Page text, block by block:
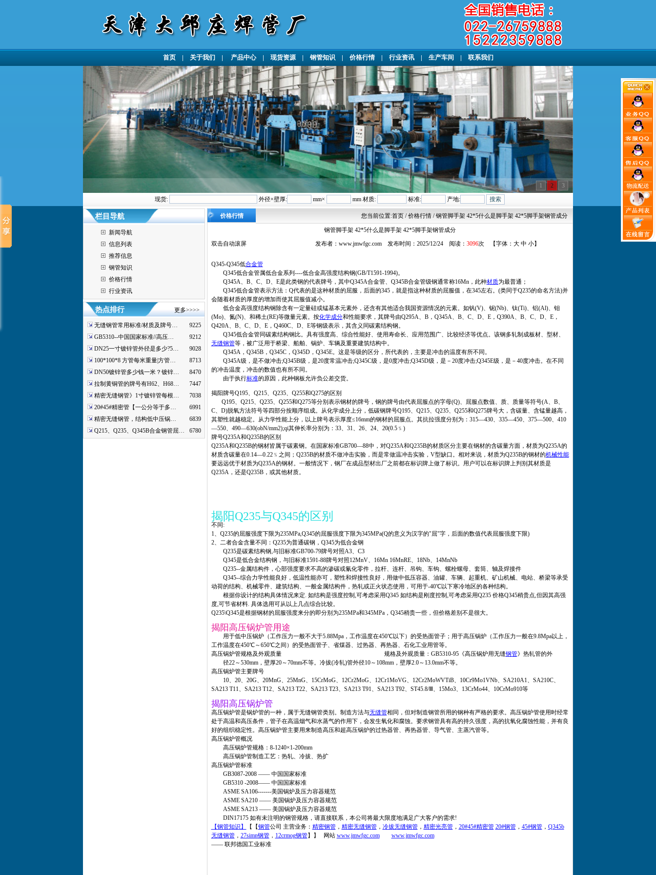
首页| 关于我们 | 产品中心| 现货资源| 钢管知识| 价格行情| 行业资讯| 生产车间 | 联系我们
1 2
3
现货:
外径×壁厚: mm× mm 材质: 标准: 产地:
栏目导航
新闻导航
信息列表
推荐信息
钢管知识
价格行情
行业资讯
热点排行 更多>>>>
无缝钢管常用标准/材质及牌号…
9225
GB5310--中国国家标准//高压…
9212
DN25一寸镀锌管外径是多少?5…
9028
100*100*8 方管每米重量|方管…
8713
DN50镀锌管多少钱一米？镀锌…
8470
拉制黄铜管的牌号有H62、H68…
7447
精密无缝钢管》1寸镀锌管每根…
7038
20#45#精密管【一公分等于多…
6991
精密无缝钢管，结构低中压锅…
6839
Q215、Q235、Q345B合金钢管屈…
6780
价格行情 您当前位置:首页 / 价格行情 / 钢管脚手架 42*5什么是脚手架 42*5脚手架钢管成分
钢管脚手架 42*5什么是脚手架 42*5脚手架钢管成分
双击自动滚屏
发布者：www.jmwfgc.com 发布时间：2025/12/24 阅读： 3096次 【字体： 大 中 小】
Q345-Q345低合金管
Q345低合金管属低合金系列----低合金高强度结构钢(GB/T1591-1994)。
Q345A、B、C、D、E是此类钢的代表牌号，其中Q345A合金管、Q345B合金管级钢通常称16Mn，此种材质为最普通；
Q345低合金管表示方法：Q代表的是这种材质的屈服，后面的345，就是指这种材质的屈服值，在345左右。(类同于Q235的命名方法)并
会随着材质的厚度的增加而使其屈服值减小。
低合金高强度结构钢除含有一定量硅或锰基本元素外，还含有其他适合我国资源情况的元素。如钒(V)、铌(Nb)、钛(Ti)、铝(Al)、钼
(Mo)、氮(N)、和稀土(RE)等微量元素。按化学成分和性能要求，其牌号由Q295A、B，Q345A、B、C、D、E，Q390A、B、C、D、E，
Q420A、B、C、D、E，Q460C、D、E等钢级表示，其含义同碳素结构钢。
Q345低合金管同碳素结构钢比。具有强度高、综合性能好、使用寿命长、应用范围广、比较经济等优点。该钢多轧制成板材、型材、
无缝钢管等，被广泛用于桥梁、船舶、锅炉、车辆及重要建筑结构中。
Q345A，Q345B，Q345C，Q345D，Q345E。这是等级的区分，所代表的，主要是冲击的温度有所不同。
Q345A级，是不做冲击;Q345B级，是20度常温冲击;Q345C级，是0度冲击;Q345D级，是－20度冲击;Q345E级，是－40度冲击。在不同
的冲击温度，冲击的数值也有所不同。
由于执行标准的原因，此种钢板允许负公差交货。
揭阳牌号Q195、Q215、Q235、Q255和Q275的区别
Q195、Q215、Q235、Q255和Q275等分别表示钢材的牌号，钢的牌号由代表屈服点的字母(Q)、屈服点数值、质、质量等符号(A、B、
C、D)脱氧方法符号等四部分按顺序组成。从化学成分上分，低碳钢牌号Q195、Q215、Q235、Q255和Q275牌号大，含碳量、含锰量越高，
其塑性就越稳定。从力学性能上分，以上牌号表示厚度≤16mm的钢材的屈服点。其抗拉强度分别为：315—430、335—450、375—500、410
—550、490—630(obN/mm2);qi其伸长率分别为：33、31、26、24、20(0.5﹪)
牌号Q235A和Q235B的区别
Q235A和Q235B的钢材皆属于碳素钢。在国家标准GB700—88中，对Q235A和Q235B的材质区分主要在钢材的含碳量方面，材质为Q235A的
材质含碳量在0.14—0.22﹪之间；Q235B的材质不做冲击实验，而是常做温冲击实验，V型缺口。相对来说，材质为Q235B的钢材的机械性能
要远远优于材质为Q235A的钢材。一般情况下，钢厂在成品型材出厂之前都在标识牌上做了标识。用户可以在标识牌上判别其材质是
Q235A，还是Q235B，或其他材质。
揭阳Q235与Q345的区别
不同:
1、Q235的屈服强度下限为235MPa,Q345的屈服强度下限为345MPa(Q的意义为汉字的"屈"字，后面的数值代表屈服强度下限)
2、二者合金含量不同：Q235为普通碳钢，Q345为低合金钢
Q235是碳素结构钢,与旧标准GB700-79牌号对照A3、C3
Q345是低合金结构钢，与旧标准1591-88牌号对照12MnV、16Mn 16MnRE、18Nb、14MnNb
Q235--金属结构件，心部强度要求不高的渗碳或氰化零件，拉杆、连杆、吊钩、车钩、螺栓螺母、套筒、轴及焊接件
Q345--综合力学性能良好，低温性能亦可，塑性和焊接性良好，用做中低压容器、油罐、车辆、起重机、矿山机械、电站、桥梁等承受
动荷的结构、机械零件、建筑结构、一般金属结构件，热轧或正火状态使用，可用于-40℃以下寒冷地区的各种结构。
根据你设计的结构具体情况来定. 如结构是强度控制,可考虑采用Q345 如结构是刚度控制,可考虑采用Q235 价格Q345稍贵点,但因其高强
度,可节省材料. 具体选用可从以上几点综合比较。
Q235\Q345是根据钢材的屈服强度来分的即分别为235MPa和345MPa，Q345稍贵一些，但价格差别不是很大。
揭阳高压锅炉管用途
用于低中压锅炉（工作压力一般不大于5.88Mpa，工作温度在450℃以下）的受热面管子；用于高压锅炉（工作压力一般在9.8Mpa以上，
工作温度在450℃～650℃之间）的受热面管子、省煤器、过热器、再热器、石化工业用管等。
高压锅炉管规格及外观质量 规格及外观质量：GB5310-95《高压锅炉用无缝钢管》热轧管的外
径22～530mm，壁厚20～70mm不等。冷拔(冷轧)管外径10～108mm，壁厚2.0～13.0mm不等。
高压锅炉管主要牌号
10、20、20G、20MnG、25MnG、15CrMoG、12Cr2MoG、12Cr1MoVG、12Cr2MoWVTiB、10Cr9Mo1VNb、SA210A1、SA210C、
SA213 T11、SA213 T12、SA213 T22、SA213 T23、SA213 T91、SA213 T92、ST45.8/Ⅲ、15Mo3、13CrMo44、10CrMo910等
揭阳高压锅炉管
高压锅炉管是锅炉管的一种，属于无缝钢管类别。制造方法与无缝管相同，但对制造钢管所用的钢种有严格的要求。高压锅炉管使用时经常
处于高温和高压条件，管子在高温烟气和水蒸气的作用下，会发生氧化和腐蚀。要求钢管具有高的持久强度，高的抗氧化腐蚀性能，并有良
好的组织稳定性。高压锅炉管主要用来制造高压和超高压锅炉的过热器管、再热器管、导气管、主蒸汽管等。
高压锅炉管概况
高压锅炉管规格：8-1240×1-200mm
高压锅炉管制造工艺：热轧、冷拔、热扩
高压锅炉管标准
GB3087-2008 —— 中国国家标准
GB5310 -2008—— 中国国家标准
ASME SA106-------美国锅炉及压力容器规范
ASME SA210 —— 美国锅炉及压力容器规范
ASME SA213 —— 美国锅炉及压力容器规范
DIN17175 如有未注明的钢管规格，请直接联系，本公司将最大限度地满足广大客户的需求!
【钢管知识】
【【钢管公司 主营业务： 精密钢管， 精密无缝钢管， 冷拔无缝钢管， 精密光亮管， 20#45#精密管 20#钢管， 45#钢管， Q345b
无缝钢管， 27simn钢管， 12crmog钢管】】 网站 www.jmwfgc.com
www.jmwfgc.com
—— 联邦德国工业标准